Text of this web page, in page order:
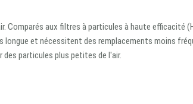
aux filtres à particules à haute efficacité
et nécessitent des remplacements moins
particules plus petites de l'air.